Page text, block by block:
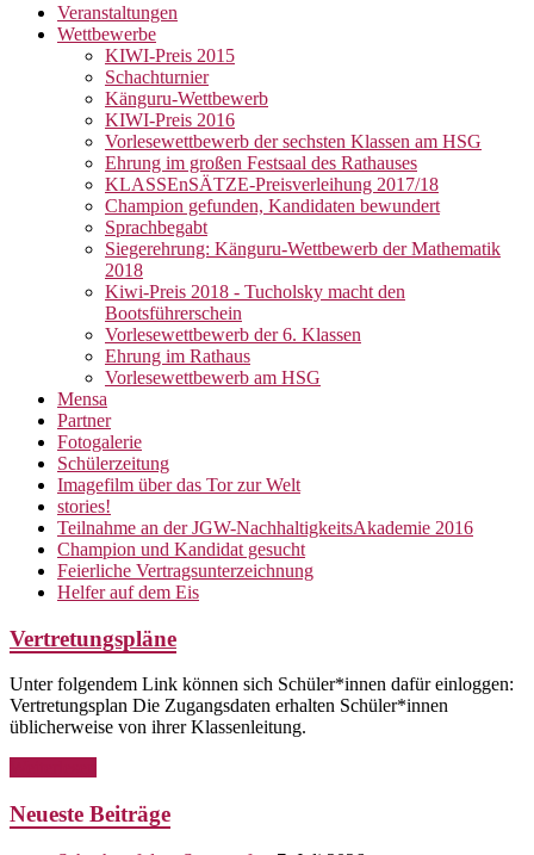
Veranstaltungen
Wettbewerbe
KIWI-Preis 2015
Schachturnier
Känguru-Wettbewerb
KIWI-Preis 2016
Vorlesewettbewerb der sechsten Klassen am HSG
Ehrung im großen Festsaal des Rathauses
KLASSEnSÄTZE-Preisverleihung 2017/18
Champion gefunden, Kandidaten bewundert
Sprachbegabt
Siegerehrung: Känguru-Wettbewerb der Mathematik
2018
Kiwi-Preis 2018 - Tucholsky macht den
Bootsführerschein
Vorlesewettbewerb der 6. Klassen
Ehrung im Rathaus
Vorlesewettbewerb am HSG
Mensa
Partner
Fotogalerie
Schülerzeitung
Imagefilm über das Tor zur Welt
stories!
Teilnahme an der JGW-NachhaltigkeitsAkademie 2016
Champion und Kandidat gesucht
Feierliche Vertragsunterzeichnung
Helfer auf dem Eis
Vertretungspläne
Unter folgendem Link können sich Schüler*innen dafür einloggen:
Vertretungsplan Die Zugangsdaten erhalten Schüler*innen
üblicherweise von ihrer Klassenleitung.
Neueste Beiträge